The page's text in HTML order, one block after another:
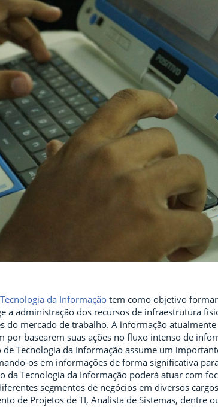
da Informação tem como objetivo
a administração dos recursos de infraestrutura
do mercado de trabalho. A informação
por basearem suas ações no fluxo intenso de
de Tecnologia da Informação assume um
os em informações de forma significativa
da Tecnologia da Informação poderá atuar com
segmentos de negócios em diversos
de Projetos de TI, Analista de Sistemas, dentre